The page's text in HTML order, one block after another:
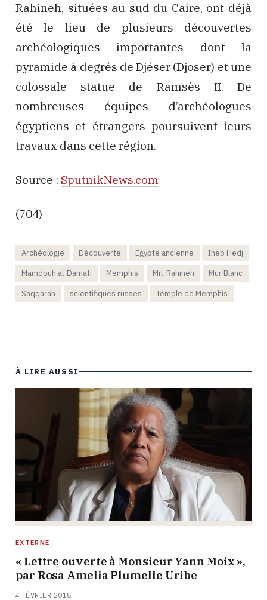
Rahineh, situées au sud du Caire, ont déjà
été le lieu de plusieurs découvertes
archéologiques importantes dont la
pyramide à degrés de Djéser (Djoser) et une
colossale statue de Ramsès II. De
nombreuses équipes d’archéologues
égyptiens et étrangers poursuivent leurs
travaux dans cette région.
Source : SputnikNews.com
(704)
Archéologie Découverte Egypte ancienne
Ineb Hedj
Mamdouh al-Damati
Memphis Mit-Rahineh
Mur Blanc
Saqqarah
scientifiques russes Temple de Memphis
À LIRE AUSSI
EXTERNE
« Lettre ouverte à Monsieur Yann Moix »,
par Rosa Amelia Plumelle Uribe
4 FÉVRIER 2018